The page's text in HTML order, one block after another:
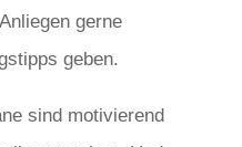
gerne
geben.
sind motivierend